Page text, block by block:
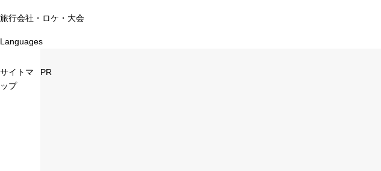
旅行会社・ロケ・大会
Languages
サイトマ
ップ
PR